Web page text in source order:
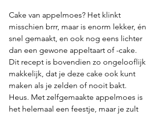
Cake van appelmoes? Het klinkt
misschien brrr, maar is enorm lekker, én
snel gemaakt, en ook nog eens lichter
dan een gewone appeltaart of -cake.
Dit recept is bovendien zo ongelooflijk
makkelijk, dat je deze cake ook kunt
maken als je zelden of nooit bakt.
Heus. Met zelfgemaakte appelmoes is
het helemaal een feestje, maar je zult